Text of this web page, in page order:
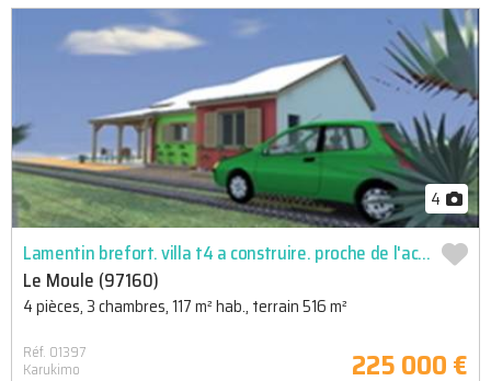
4
Lamentin brefort. villa t4 a construire. proche de l'acces nationale, du centre ville et de toutes ses ...
Le Moule (97160)
4 pièces, 3 chambres, 117 m² hab., terrain 516 m²
Réf. 01397
Karukimo 225 000 €